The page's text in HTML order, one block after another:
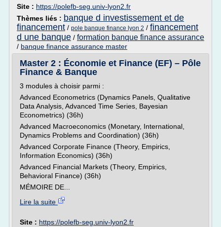
Site : https://polefb-seg.univ-lyon2.fr
Thèmes liés : banque d investissement et de
financement / pole banque finance lyon 2 / financement
d une banque / formation banque finance assurance
/ banque finance assurance master
Master 2 : Économie et Finance (EF) – Pôle
Finance & Banque
3 modules à choisir parmi :
Advanced Econometrics (Dynamics Panels, Qualitative
Data Analysis, Advanced Time Series, Bayesian
Econometrics) (36h)
Advanced Macroeconomics (Monetary, International,
Dynamics Problems and Coordination) (36h)
Advanced Corporate Finance (Theory, Empirics,
Information Economics) (36h)
Advanced Financial Markets (Theory, Empirics,
Behavioral Finance) (36h)
MÉMOIRE DE...
Lire la suite
Site : https://polefb-seg.univ-lyon2.fr